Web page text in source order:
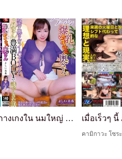
ไม่ใส่เสื้อใน ไม่ใส่กางเกงใน นมใหญ่ เมียหื่น: เรื่องราวของเมียเพื่อนบ้านที่ยั่วฉันด้วยการไม่ใส่เสื้อใน ไม่ใส่กางเกงใน หีที่เงี่ยน และร่างกายที่เย้ายวน
คามิกาวะ โซระ